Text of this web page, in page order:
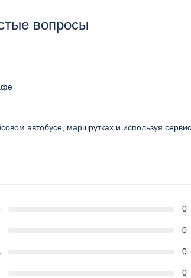
вопросы
автобусе, маршрутках и используя
0
0
0
0